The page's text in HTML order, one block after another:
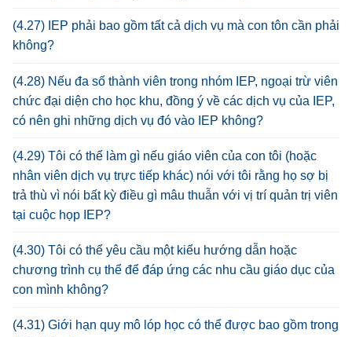
(4.27) IEP phải bao gồm tất cả dịch vụ mà con tôn cần phải
không?
(4.28) Nếu đa số thành viên trong nhóm IEP, ngoại trừ viên
chức đại diện cho học khu, đồng ý về các dịch vụ của IEP,
có nên ghi những dịch vụ đó vào IEP không?
(4.29) Tôi có thể làm gì nếu giáo viên của con tôi (hoặc
nhân viên dịch vụ trực tiếp khác) nói với tôi rằng họ sợ bị
trả thù vì nói bất kỳ điều gì mâu thuẫn với vị trí quản trị viên
tại cuộc họp IEP?
(4.30) Tôi có thể yêu cầu một kiểu hướng dẫn hoặc
chương trình cụ thể để đáp ứng các nhu cầu giáo dục của
con mình không?
(4.31) Giới hạn quy mô lóp học có thể được bao gồm trong